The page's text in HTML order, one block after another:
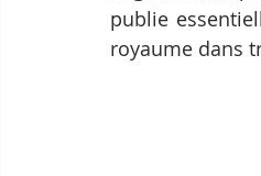
publie
royaume dans